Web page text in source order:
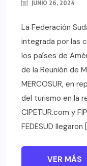
JUNIO 26, 2024
La Federación
integrada por las
los países de
de la Reunión de
MERCOSUR, en
del turismo en la
CIPETUR.com y
FEDESUD llegaron
VER MÁS